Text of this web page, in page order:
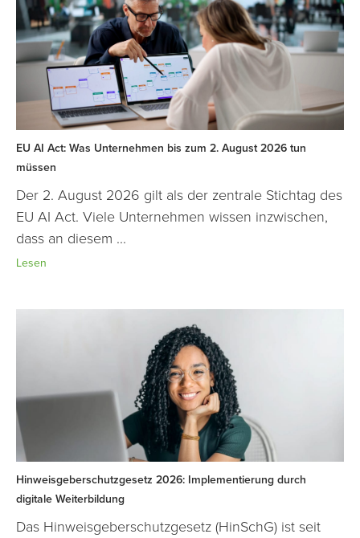
EU AI Act: Was Unternehmen bis zum 2. August 2026 tun
müssen
Der 2. August 2026 gilt als der zentrale Stichtag des
EU AI Act. Viele Unternehmen wissen inzwischen,
dass an diesem ...
Lesen
Hinweisgeberschutzgesetz 2026: Implementierung durch
digitale Weiterbildung
Das Hinweisgeberschutzgesetz (HinSchG) ist seit